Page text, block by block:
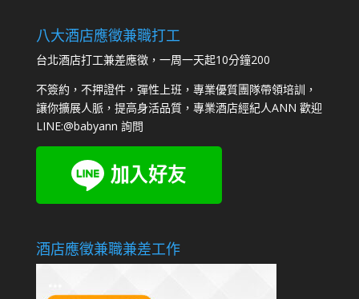
八大酒店應徵兼職打工
台北酒店打工兼差應徵，一周一天起10分鐘200
不簽約，不押證件，彈性上班，專業優質團隊帶領培訓，
讓你擴展人脈，提高身活品質，專業酒店經紀人ANN 歡迎
LINE:@babyann 詢問
酒店應徵兼職兼差工作